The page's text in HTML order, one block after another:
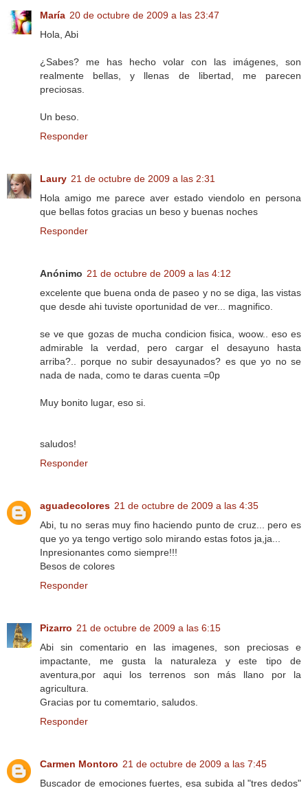
María 20 de octubre de 2009 a las 23:47
Hola, Abi
¿Sabes? me has hecho volar con las imágenes, son
realmente bellas, y llenas de libertad, me parecen
preciosas.
Un beso.
Responder
Laury 21 de octubre de 2009 a las 2:31
Hola amigo me parece aver estado viendolo en persona
que bellas fotos gracias un beso y buenas noches
Responder
Anónimo 21 de octubre de 2009 a las 4:12
excelente que buena onda de paseo y no se diga, las vistas
que desde ahi tuviste oportunidad de ver... magnifico.
se ve que gozas de mucha condicion fisica, woow.. eso es
admirable la verdad, pero cargar el desayuno hasta
arriba?.. porque no subir desayunados? es que yo no se
nada de nada, como te daras cuenta =0p
Muy bonito lugar, eso si.
saludos!
Responder
aguadecolores 21 de octubre de 2009 a las 4:35
Abi, tu no seras muy fino haciendo punto de cruz... pero es
que yo ya tengo vertigo solo mirando estas fotos ja,ja...
Inpresionantes como siempre!!!
Besos de colores
Responder
Pizarro 21 de octubre de 2009 a las 6:15
Abi sin comentario en las imagenes, son preciosas e
impactante, me gusta la naturaleza y este tipo de
aventura,por aqui los terrenos son más llano por la
agricultura.
Gracias por tu comemtario, saludos.
Responder
Carmen Montoro 21 de octubre de 2009 a las 7:45
Buscador de emociones fuertes, esa subida al "tres dedos"